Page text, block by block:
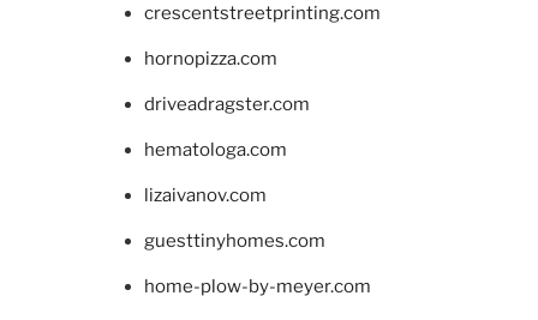
crescentstreetprinting.com
hornopizza.com
driveadragster.com
hematologa.com
lizaivanov.com
guesttinyhomes.com
home-plow-by-meyer.com